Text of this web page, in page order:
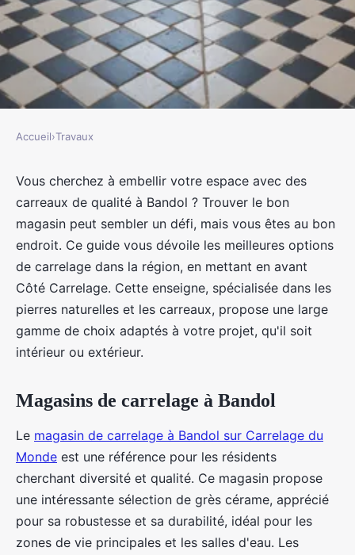
Votre guide du meilleur magasin
de carrelage à bandol
jacqueline•27 février 2025 •6 min de lecture
Accueil›Travaux
Vous cherchez à embellir votre espace avec des
carreaux de qualité à Bandol ? Trouver le bon
magasin peut sembler un défi, mais vous êtes au bon
endroit. Ce guide vous dévoile les meilleures options
de carrelage dans la région, en mettant en avant
Côté Carrelage. Cette enseigne, spécialisée dans les
pierres naturelles et les carreaux, propose une large
gamme de choix adaptés à votre projet, qu'il soit
intérieur ou extérieur.
Magasins de carrelage à Bandol
Le magasin de carrelage à Bandol sur Carrelage du
Monde est une référence pour les résidents
cherchant diversité et qualité. Ce magasin propose
une intéressante sélection de grès cérame, apprécié
pour sa robustesse et sa durabilité, idéal pour les
zones de vie principales et les salles d'eau. Les